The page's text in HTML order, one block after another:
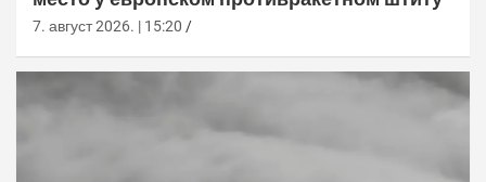
7. август 2026. | 15:20